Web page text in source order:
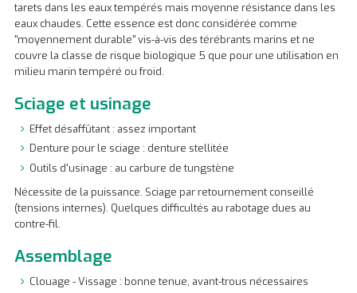
tarets dans les eaux tempérés mais moyenne résistance dans les
eaux chaudes. Cette essence est donc considérée comme
"moyennement durable" vis-à-vis des térébrants marins et ne
couvre la classe de risque biologique 5 que pour une utilisation en
milieu marin tempéré ou froid.
Sciage et usinage
Effet désaffûtant : assez important
Denture pour le sciage : denture stellitée
Outils d'usinage : au carbure de tungstène
Nécessite de la puissance. Sciage par retournement conseillé
(tensions internes). Quelques difficultés au rabotage dues au
contre-fil.
Assemblage
Clouage - Vissage : bonne tenue, avant-trous nécessaires